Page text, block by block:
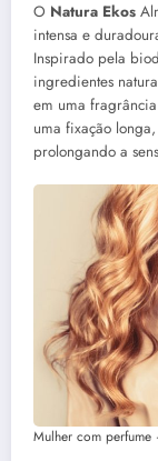
O Natura Ekos
intensa e
Inspirado pela
ingredientes
em uma
uma fixação
prolongando a
Mulher com